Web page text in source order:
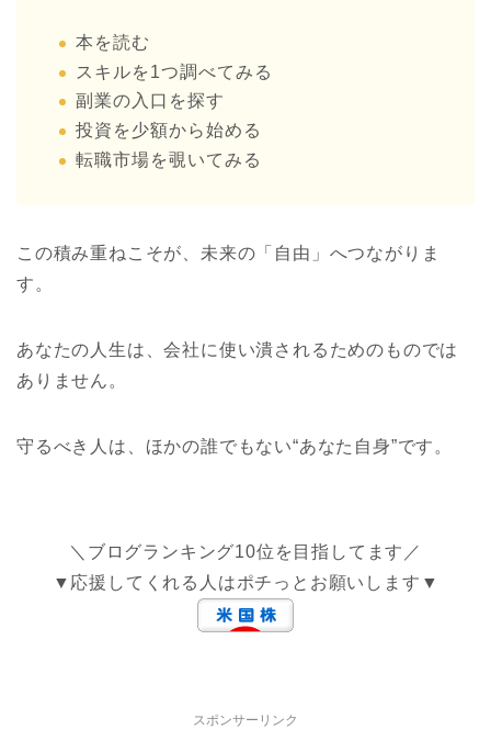
本を読む
スキルを1つ調べてみる
副業の入口を探す
投資を少額から始める
転職市場を覗いてみる
この積み重ねこそが、未来の「自由」へつながりま
す。
あなたの人生は、会社に使い潰されるためのものでは
ありません。
守るべき人は、ほかの誰でもない“あなた自身”です。
＼ブログランキング10位を目指してます／
▼応援してくれる人はポチっとお願いします▼
スポンサーリンク